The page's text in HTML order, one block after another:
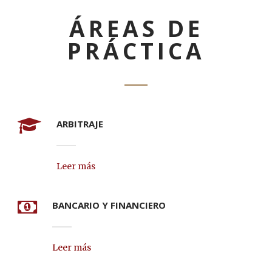
ÁREAS DE
PRÁCTICA
ARBITRAJE
Leer más
BANCARIO Y FINANCIERO
Leer más